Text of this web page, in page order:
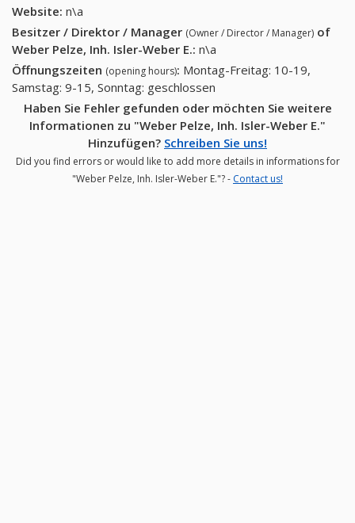
Website: n\a
Besitzer / Direktor / Manager (Owner / Director / Manager) of
Weber Pelze, Inh. Isler-Weber E.: n\a
Öffnungszeiten (opening hours): Montag-Freitag: 10-19,
Samstag: 9-15, Sonntag: geschlossen
Haben Sie Fehler gefunden oder möchten Sie weitere
Informationen zu "Weber Pelze, Inh. Isler-Weber E."
Hinzufügen? Schreiben Sie uns!
Did you find errors or would like to add more details in informations for
"Weber Pelze, Inh. Isler-Weber E."? - Contact us!